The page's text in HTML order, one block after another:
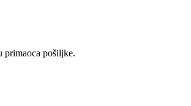
primaoca pošiljke.